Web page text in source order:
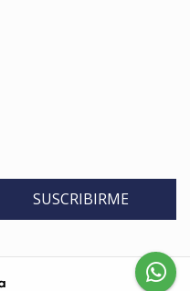
SUSCRIBIRME